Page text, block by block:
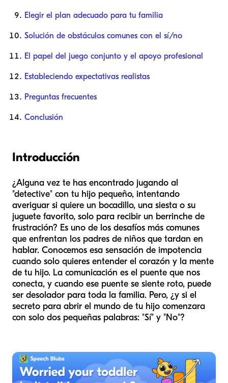
Elegir el plan adecuado para tu familia
Solución de obstáculos comunes con el sí/no
El papel del juego conjunto y el apoyo profesional
Estableciendo expectativas realistas
Preguntas frecuentes
Conclusión
Introducción
¿Alguna vez te has encontrado jugando al
"detective" con tu hijo pequeño, intentando
averiguar si quiere un bocadillo, una siesta o su
juguete favorito, solo para recibir un berrinche de
frustración? Es uno de los desafíos más comunes
que enfrentan los padres de niños que tardan en
hablar. Conocemos esa sensación de impotencia
cuando solo quieres entender el corazón y la mente
de tu hijo. La comunicación es el puente que nos
conecta, y cuando ese puente se siente roto, puede
ser desolador para toda la familia. Pero, ¿y si el
secreto para abrir el mundo de tu hijo comenzara
con solo dos pequeñas palabras: "Sí" y "No"?